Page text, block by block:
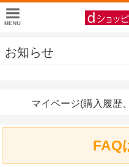
お知らせ
マイページ(購入履歴
FAQ